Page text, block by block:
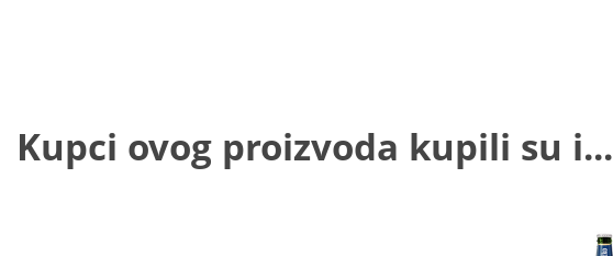
Kupci ovog proizvoda kupili su i...